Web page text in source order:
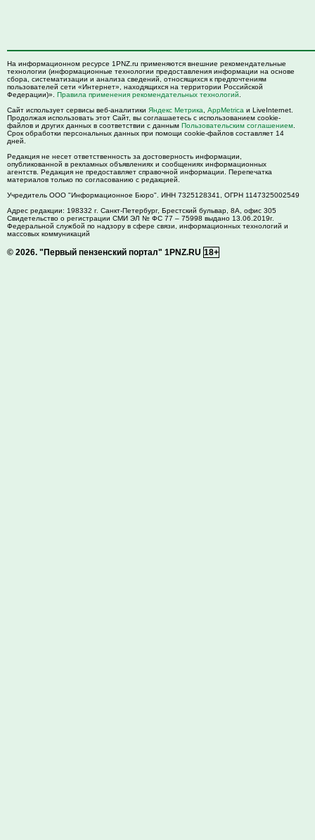
На информационном ресурсе 1PNZ.ru применяются внешние рекомендательные
технологии (информационные технологии предоставления информации на основе
сбора, систематизации и анализа сведений, относящихся к предпочтениям
пользователей сети «Интернет», находящихся на территории Российской
Федерации)». Правила применения рекомендательных технологий
Сайт использует сервисы веб-аналитики Яндекс Метрика AppMetrica и LiveInternet.
Продолжая использовать этот Сайт, вы соглашаетесь с использованием cookie-
файлов и других данных в соответствии с данным Пользовательским соглашением
Срок обработки персональных данных при помощи cookie-файлов составляет 14
дней.
Редакция не несет ответственность за достоверность информации,
опубликованной в рекламных объявлениях и сообщениях информационных
агентств. Редакция не предоставляет справочной информации. Перепечатка
материалов только по согласованию с редакцией.
Учредитель ООО "Информационное Бюро". ИНН 7325128341, ОГРН 1147325002549
Адрес редакции: 198332 г. Санкт-Петербург, Брестский бульвар, 8А, офис 305
Свидетельство о регистрации СМИ ЭЛ № ФС 77 – 75998 выдано 13.06.2019г.
Федеральной службой по надзору в сфере связи, информационных технологий и
массовых коммуникаций
© 2026. "Первый пензенский портал" 1PNZ.RU 18+